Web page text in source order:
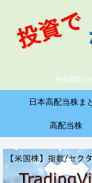
中長期向
日本高配当株ま
高配当株